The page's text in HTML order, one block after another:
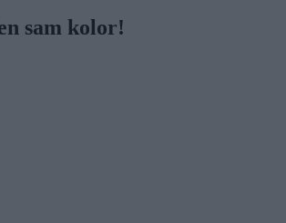
sam kolor!